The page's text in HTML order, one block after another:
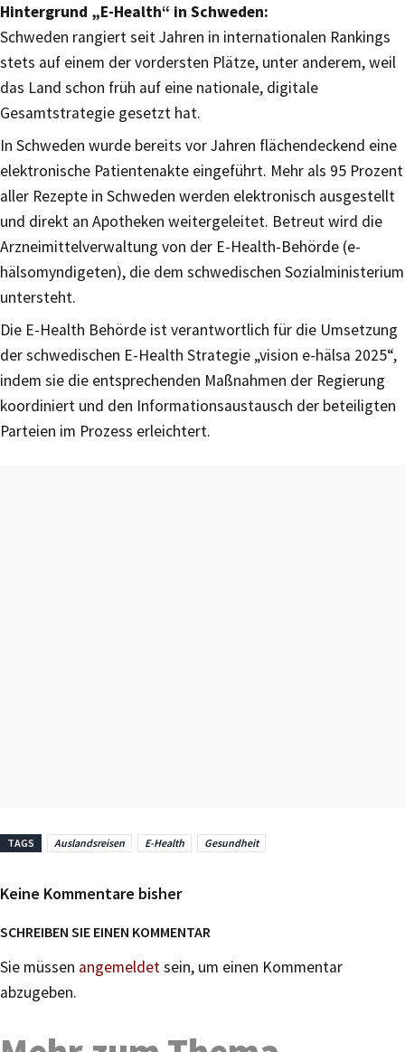
Hintergrund „E-Health“ in Schweden:
Schweden rangiert seit Jahren in internationalen Rankings
stets auf einem der vordersten Plätze, unter anderem, weil
das Land schon früh auf eine nationale, digitale
Gesamtstrategie gesetzt hat.
In Schweden wurde bereits vor Jahren flächendeckend eine
elektronische Patientenakte eingeführt. Mehr als 95 Prozent
aller Rezepte in Schweden werden elektronisch ausgestellt
und direkt an Apotheken weitergeleitet. Betreut wird die
Arzneimittelverwaltung von der E-Health-Behörde (e-
hälsomyndigeten), die dem schwedischen Sozialministerium
untersteht.
Die E-Health Behörde ist verantwortlich für die Umsetzung
der schwedischen E-Health Strategie „vision e-hälsa 2025“,
indem sie die entsprechenden Maßnahmen der Regierung
koordiniert und den Informationsaustausch der beteiligten
Parteien im Prozess erleichtert.
TAGS Auslandsreisen E-Health Gesundheit
Keine Kommentare bisher
SCHREIBEN SIE EINEN KOMMENTAR
Sie müssen angemeldetsein, um einen Kommentar
abzugeben.